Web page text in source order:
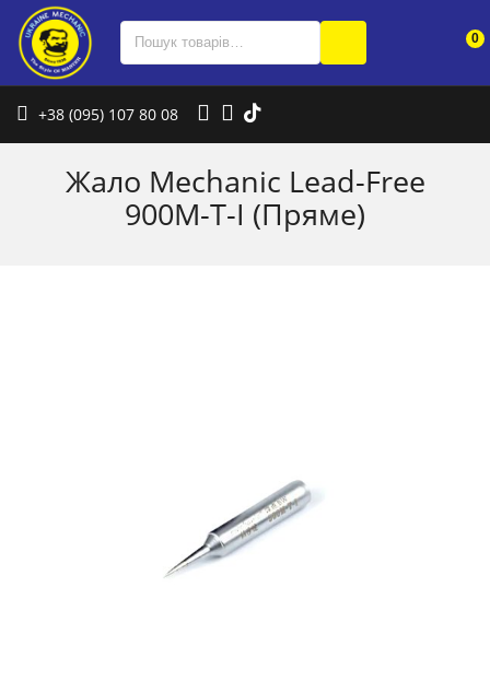
0
+38 (095) 107 80 08
Жало Mechanic Lead-Free
900M-T-I (Пряме)